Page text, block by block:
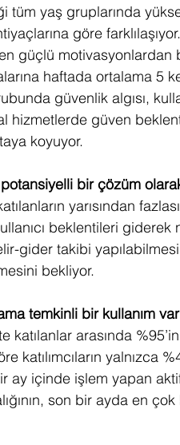
tüm yaş gruplarında
göre
güçlü motivasyonlardan
haftada ortalama 5
güvenlik algısı,
hizmetlerde güven
koyuyor.
bir çözüm
yarısından
beklentileri giderek
gider takibi
bekliyor.
temkinli bir kullanım var
katılanlar arasında
katılımcıların yalnızca
ay içinde işlem yapan
son bir ayda en